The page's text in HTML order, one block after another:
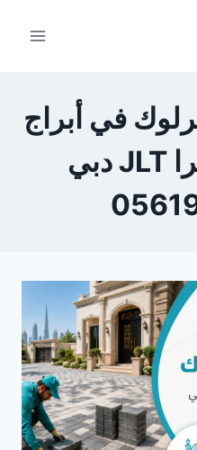
في أبراج
بحيرات جميرا JLT دبي